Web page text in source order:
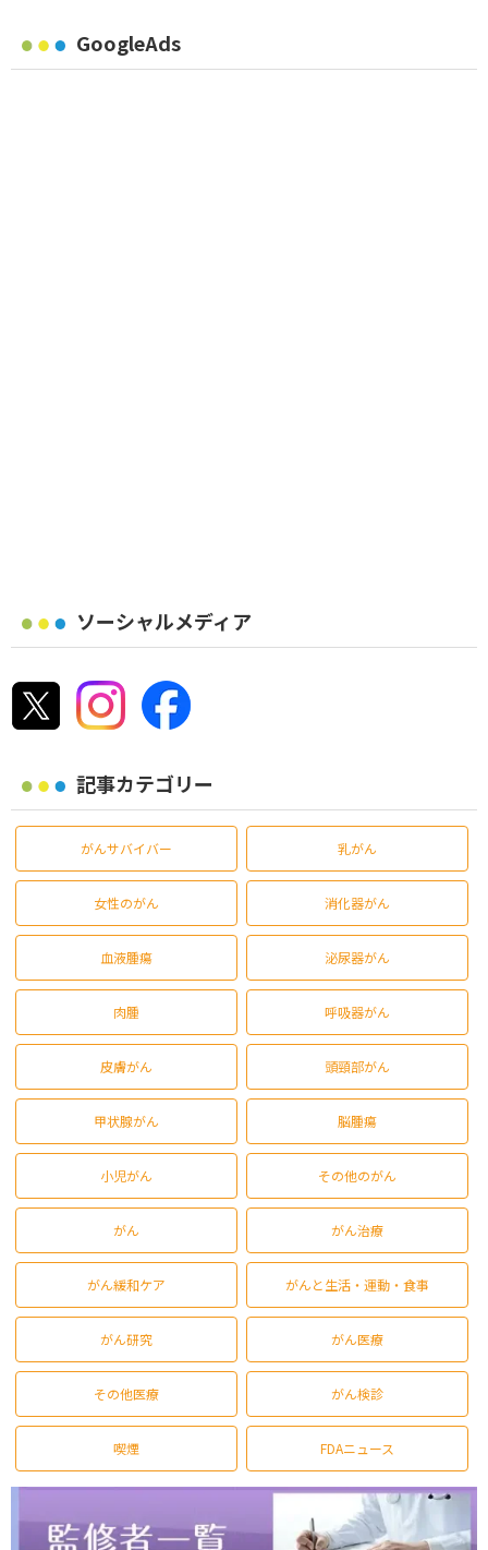
GoogleAds
ソーシャルメディア
記事カテゴリー
がんサバイバー 乳がん
女性のがん 消化器がん
血液腫瘍 泌尿器がん
肉腫 呼吸器がん
皮膚がん 頭頸部がん
甲状腺がん 脳腫瘍
小児がん その他のがん
がん がん治療
がん緩和ケア がんと生活・運動・食事
がん研究 がん医療
その他医療 がん検診
喫煙 FDAニュース